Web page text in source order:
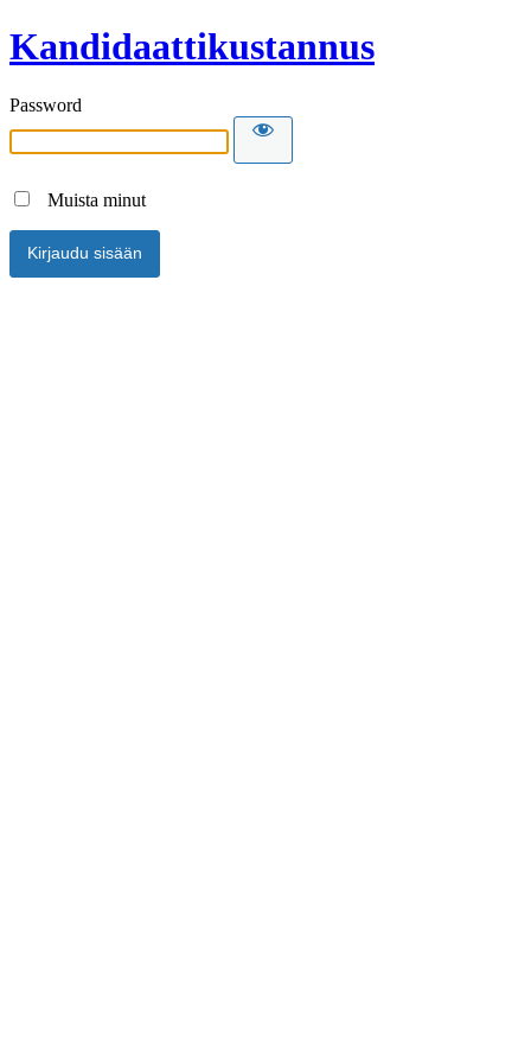
Kandidaattikustannus
Password
Muista minut